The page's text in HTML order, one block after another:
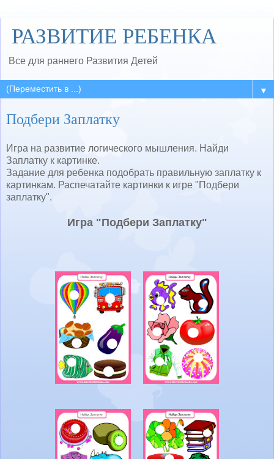
РАЗВИТИЕ РЕБЕНКА
Все для раннего Развития Детей
▼
Подбери Заплатку
Игра на развитие логического мышления. Найди
Заплатку к картинке.
Задание для ребенка подобрать правильную заплатку к
картинкам. Распечатайте картинки к игре "Подбери
заплатку".
Игра "Подбери Заплатку"